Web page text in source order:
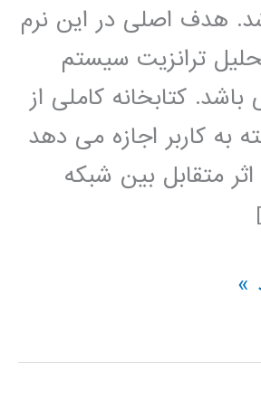
هدف اصلی در این نرم
ترانزیت سیستم
کتابخانه کاملی از
به کاربر اجازه می دهد
متقابل بین شبکه
»